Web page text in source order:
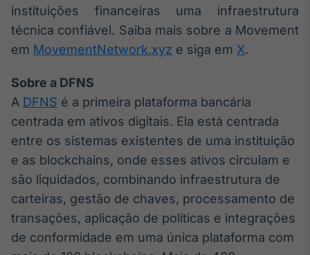
instituições financeiras uma infraestrutura
técnica confiável. Saiba mais sobre a Movement
em MovementNetwork.xyz e siga em X.
Sobre a DFNS
A DFNS é a primeira plataforma bancária
centrada em ativos digitais. Ela está centrada
entre os sistemas existentes de uma instituição
e as blockchains, onde esses ativos circulam e
são liquidados, combinando infraestrutura de
carteiras, gestão de chaves, processamento de
transações, aplicação de políticas e integrações
de conformidade em uma única plataforma com